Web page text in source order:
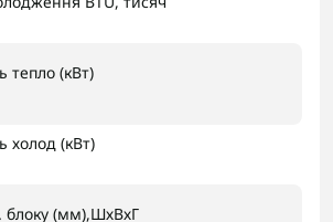
тепло (кВт)
холод (кВт)
блоку (мм),ШхВхГ